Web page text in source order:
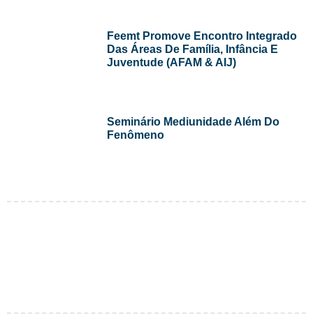
Feemt Promove Encontro Integrado
Das Áreas De Família, Infância E
Juventude (AFAM & AIJ)
Seminário Mediunidade Além Do
Fenômeno